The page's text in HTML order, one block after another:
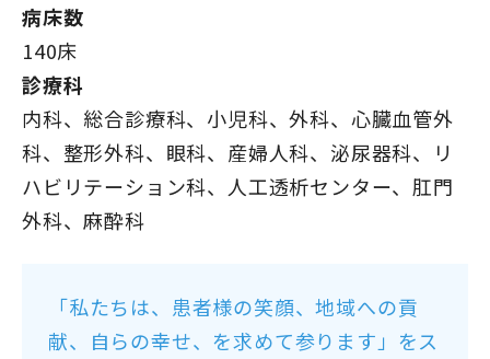
病床数
140床
診療科
内科、総合診療科、小児科、外科、心臓血管外
科、整形外科、眼科、産婦人科、泌尿器科、リ
ハビリテーション科、人工透析センター、肛門
外科、麻酔科
「私たちは、患者様の笑顔、地域への貢
献、自らの幸せ、を求めて参ります」をス